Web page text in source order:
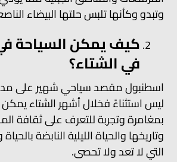
وتبدو وكأنها تلبس حلتها البيضاء
كيف يمكن السياحة
في الشتاء؟
اسطنبول مقصد سياحي شهير على
ليس استثناءً فخلال أشهر الشتاء يمكن
بمغامرة وتجربة للتعرف على ثقافة
وتاريخها والحياة الليلية النابضة
التي لا تعد ولا تحصى.